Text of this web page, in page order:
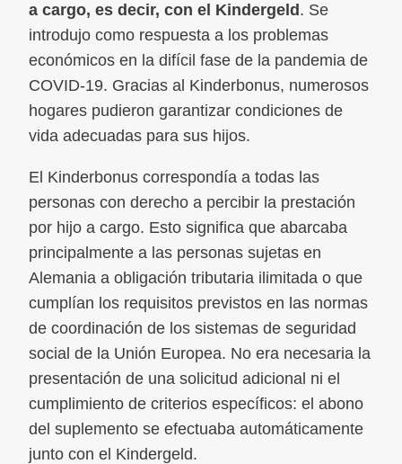
a cargo, es decir, con el Kindergeld. Se
introdujo como respuesta a los problemas
económicos en la difícil fase de la pandemia de
COVID-19. Gracias al Kinderbonus, numerosos
hogares pudieron garantizar condiciones de
vida adecuadas para sus hijos.
El Kinderbonus correspondía a todas las
personas con derecho a percibir la prestación
por hijo a cargo. Esto significa que abarcaba
principalmente a las personas sujetas en
Alemania a obligación tributaria ilimitada o que
cumplían los requisitos previstos en las normas
de coordinación de los sistemas de seguridad
social de la Unión Europea. No era necesaria la
presentación de una solicitud adicional ni el
cumplimiento de criterios específicos: el abono
del suplemento se efectuaba automáticamente
junto con el Kindergeld.